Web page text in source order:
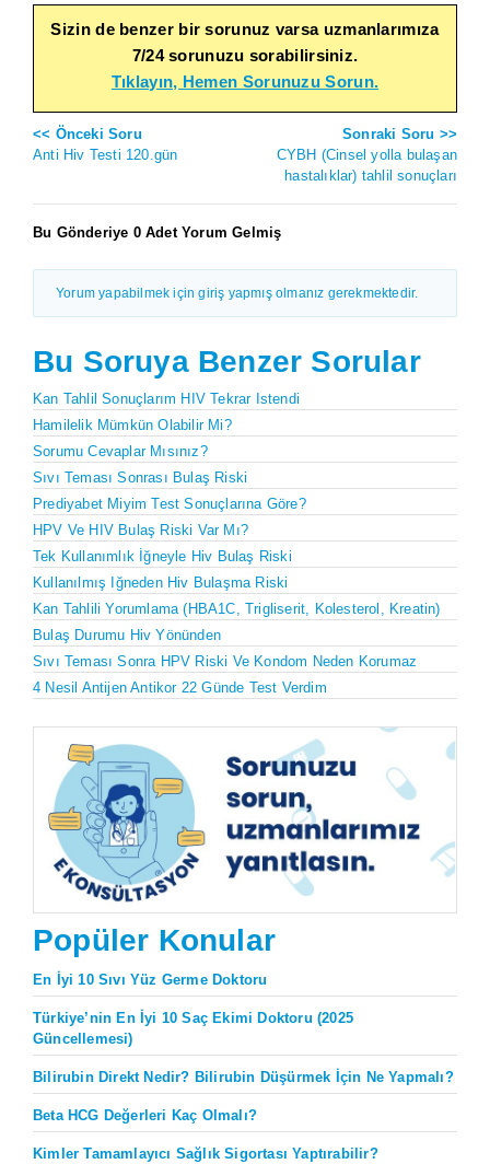
Sizin de benzer bir sorunuz varsa uzmanlarımıza
7/24 sorunuzu sorabilirsiniz.
Tıklayın, Hemen Sorunuzu Sorun.
<< Önceki Soru
Anti Hiv Testi 120.gün
Sonraki Soru >>
CYBH (Cinsel yolla bulaşan
hastalıklar) tahlil sonuçları
Bu Gönderiye 0 Adet Yorum Gelmiş
Yorum yapabilmek için giriş yapmış olmanız gerekmektedir.
Bu Soruya Benzer Sorular
Kan Tahlil Sonuçlarım HIV Tekrar Istendi
Hamilelik Mümkün Olabilir Mi?
Sorumu Cevaplar Mısınız?
Sıvı Teması Sonrası Bulaş Riski
Prediyabet Miyim Test Sonuçlarına Göre?
HPV Ve HIV Bulaş Riski Var Mı?
Tek Kullanımlık İğneyle Hiv Bulaş Riski
Kullanılmış Iğneden Hiv Bulaşma Riski
Kan Tahlili Yorumlama (HBA1C, Trigliserit, Kolesterol, Kreatin)
Bulaş Durumu Hiv Yönünden
Sıvı Teması Sonra HPV Riski Ve Kondom Neden Korumaz
4 Nesil Antijen Antikor 22 Günde Test Verdim
Popüler Konular
En İyi 10 Sıvı Yüz Germe Doktoru
Türkiye’nin En İyi 10 Saç Ekimi Doktoru (2025
Güncellemesi)
Bilirubin Direkt Nedir? Bilirubin Düşürmek İçin Ne Yapmalı?
Beta HCG Değerleri Kaç Olmalı?
Kimler Tamamlayıcı Sağlık Sigortası Yaptırabilir?